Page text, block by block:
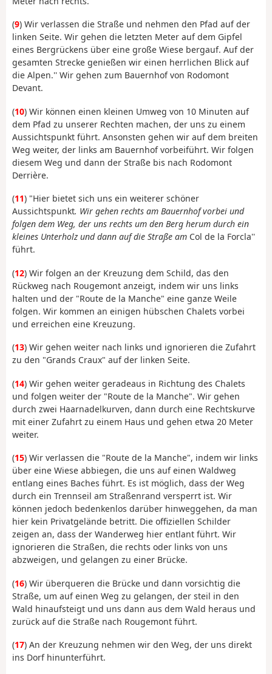
(9) Wir verlassen die Straße und nehmen den Pfad auf der
linken Seite. Wir gehen die letzten Meter auf dem Gipfel
eines Bergrückens über eine große Wiese bergauf. Auf der
gesamten Strecke genießen wir einen herrlichen Blick auf
die Alpen.'' Wir gehen zum Bauernhof von Rodomont
Devant.
(10) Wir können einen kleinen Umweg von 10 Minuten auf
dem Pfad zu unserer Rechten machen, der uns zu einem
Aussichtspunkt führt. Ansonsten gehen wir auf dem breiten
Weg weiter, der links am Bauernhof vorbeiführt. Wir folgen
diesem Weg und dann der Straße bis nach Rodomont
Derrière.
(11) "Hier bietet sich uns ein weiterer schöner
Aussichtspunkt. Wir gehen rechts am Bauernhof vorbei und
folgen dem Weg, der uns rechts um den Berg herum durch ein
kleines Unterholz und dann auf die Straße am Col de la Forcla''
führt.
(12) Wir folgen an der Kreuzung dem Schild, das den
Rückweg nach Rougemont anzeigt, indem wir uns links
halten und der "Route de la Manche" eine ganze Weile
folgen. Wir kommen an einigen hübschen Chalets vorbei
und erreichen eine Kreuzung.
(13) Wir gehen weiter nach links und ignorieren die Zufahrt
zu den "Grands Craux" auf der linken Seite.
(14) Wir gehen weiter geradeaus in Richtung des Chalets
und folgen weiter der "Route de la Manche". Wir gehen
durch zwei Haarnadelkurven, dann durch eine Rechtskurve
mit einer Zufahrt zu einem Haus und gehen etwa 20 Meter
weiter.
(15) Wir verlassen die "Route de la Manche", indem wir links
über eine Wiese abbiegen, die uns auf einen Waldweg
entlang eines Baches führt. Es ist möglich, dass der Weg
durch ein Trennseil am Straßenrand versperrt ist. Wir
können jedoch bedenkenlos darüber hinweggehen, da man
hier kein Privatgelände betritt. Die offiziellen Schilder
zeigen an, dass der Wanderweg hier entlant führt. Wir
ignorieren die Straßen, die rechts oder links von uns
abzweigen, und gelangen zu einer Brücke.
(16) Wir überqueren die Brücke und dann vorsichtig die
Straße, um auf einen Weg zu gelangen, der steil in den
Wald hinaufsteigt und uns dann aus dem Wald heraus und
zurück auf die Straße nach Rougemont führt.
(17) An der Kreuzung nehmen wir den Weg, der uns direkt
ins Dorf hinunterführt.